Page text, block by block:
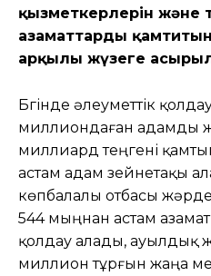
қызметкерлерін және
азаматтарды
арқылы жүзеге
Бүгінде әлеуметтік
миллиондаған адамды
миллиард теңгені
астам адам зейнетақы
көпбалалы отбасы
544 мыңнан астам
қолдау алады, ауылдық
миллион тұрғын жаңа